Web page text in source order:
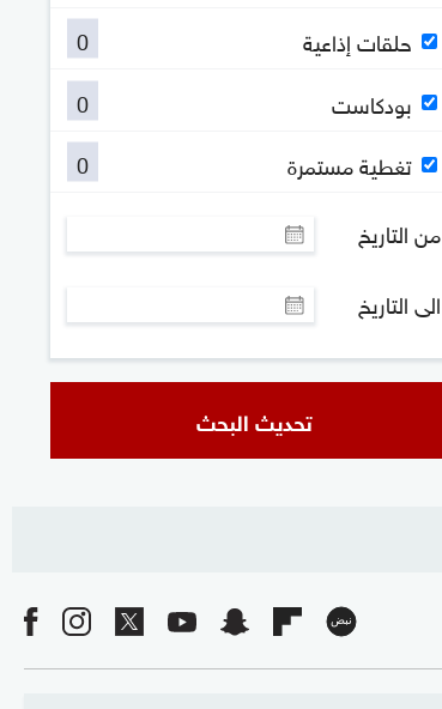
حلقات إذاعية
0
بودكاست
0
تغطية مستمرة
0
من التاريخ
الى التاريخ
تحديث البحث